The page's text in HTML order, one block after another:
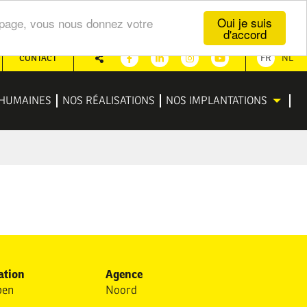
Oui je suis
d'accord
vous nous donnez votre
NOS RÉALISATIONS NOS IMPLANTATIONS
CONTACT
FacebookLinkedinInstagramYoutube
Partager
FR NL
Agence
Noord